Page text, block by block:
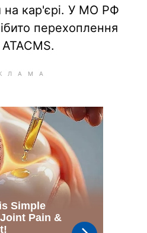
на кар'єрі. У МО РФ
перехоплення